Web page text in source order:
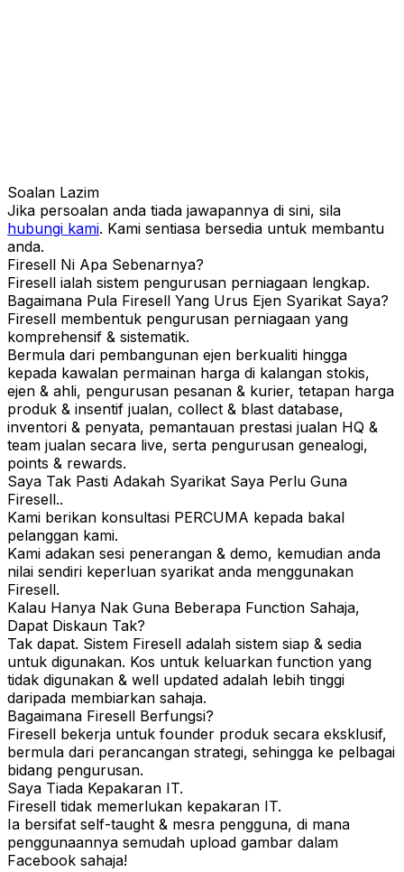
Soalan Lazim
Jika persoalan anda tiada jawapannya di sini, sila
hubungi kami. Kami sentiasa bersedia untuk membantu
anda.
Firesell Ni Apa Sebenarnya?
Firesell ialah sistem pengurusan perniagaan lengkap.
Bagaimana Pula Firesell Yang Urus Ejen Syarikat Saya?
Firesell membentuk pengurusan perniagaan yang
komprehensif & sistematik.
Bermula dari pembangunan ejen berkualiti hingga
kepada kawalan permainan harga di kalangan stokis,
ejen & ahli, pengurusan pesanan & kurier, tetapan harga
produk & insentif jualan, collect & blast database,
inventori & penyata, pemantauan prestasi jualan HQ &
team jualan secara live, serta pengurusan genealogi,
points & rewards.
Saya Tak Pasti Adakah Syarikat Saya Perlu Guna
Firesell..
Kami berikan konsultasi PERCUMA kepada bakal
pelanggan kami.
Kami adakan sesi penerangan & demo, kemudian anda
nilai sendiri keperluan syarikat anda menggunakan
Firesell.
Kalau Hanya Nak Guna Beberapa Function Sahaja,
Dapat Diskaun Tak?
Tak dapat. Sistem Firesell adalah sistem siap & sedia
untuk digunakan. Kos untuk keluarkan function yang
tidak digunakan & well updated adalah lebih tinggi
daripada membiarkan sahaja.
Bagaimana Firesell Berfungsi?
Firesell bekerja untuk founder produk secara eksklusif,
bermula dari perancangan strategi, sehingga ke pelbagai
bidang pengurusan.
Saya Tiada Kepakaran IT.
Firesell tidak memerlukan kepakaran IT.
Ia bersifat self-taught & mesra pengguna, di mana
penggunaannya semudah upload gambar dalam
Facebook sahaja!